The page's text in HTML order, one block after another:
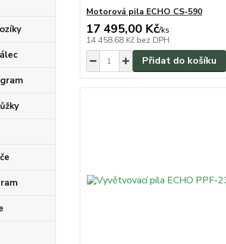
Motorová pila ECHO CS-590
17 495,00 Kč/ks
14 458,68 Kč bez DPH
Přidat do košíku